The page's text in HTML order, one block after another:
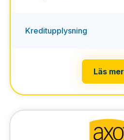
Kreditupplysning
Läs mer